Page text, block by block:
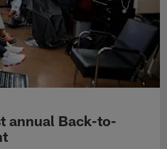
annual Back-to-